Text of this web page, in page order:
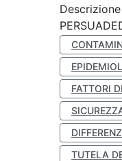
FATTORI
TUTELA